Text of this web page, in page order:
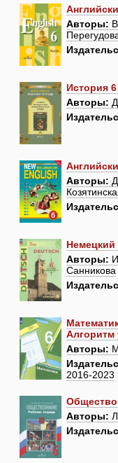
Авторы:
История
Авторы:
Авторы:
Немецкий
Авторы:
Санникова
Алгоритм
Авторы:
2016-2023
Авторы: